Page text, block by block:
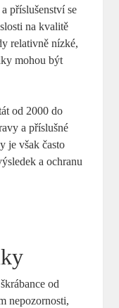
příslušenství​ se
na ⁣kvalitě
relativně nízké,
mohou být
od 2000 do⁣
a příslušné
je ⁣však často
a ochranu
od
nepozornosti,